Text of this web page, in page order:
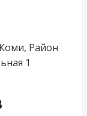
Район
1